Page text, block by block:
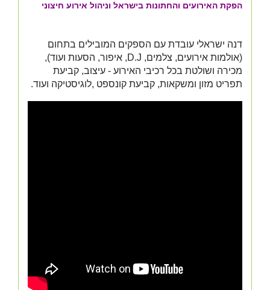
שירות אישי בקליק
הפקת האירועים והחתונות בישראל וניהול אירוע חיצוני
דנה ישראלי עובדת עם הספקים המובילים בתחום
(אולמות אירועים, צלמים, D.J, איפור, הסעות ועוד),
מכירה ושולטת בכל רכיבי האירוע - עיצוב, קביעת
תפריט מזון ומשקאות, קביעת קונספט ,לוגיסטיקה ועוד.